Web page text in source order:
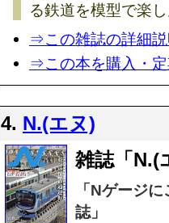
る鉄道を模型で楽
⇒この雑誌の詳細
⇒この本を購入・
4. N.(エヌ)
雑誌「N.(
「Nゲージ
誌」